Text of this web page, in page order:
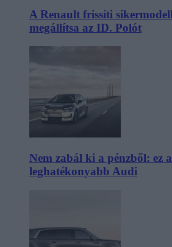
A Renault frissíti
megállítsa az ID. Polót
Nem zabál ki a pénzből: ez
leghatékonyabb Audi